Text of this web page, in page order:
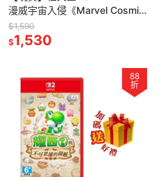
漫威宇宙入侵《Marvel Cosmic
Invasion》中文版 黑豹 鋼鐵人
$1,590
$1,530
88
折